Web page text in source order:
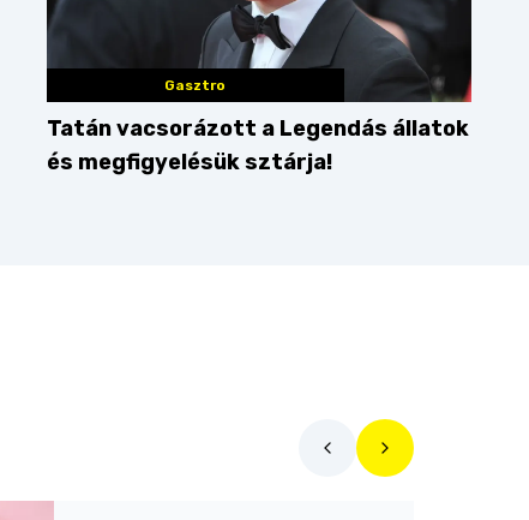
Gasztro
Tatán vacsorázott a Legendás állatok
és megfigyelésük sztárja!